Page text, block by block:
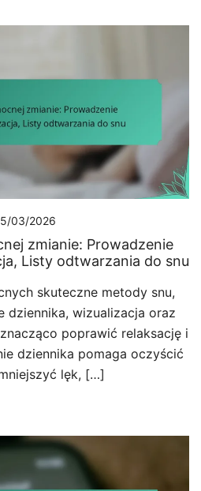
03/2026
zmianie: Prowadzenie
Listy odtwarzania do snu
skuteczne metody snu,
dziennika, wizualizacja oraz
poprawić relaksację i
dziennika pomaga oczyścić
lęk, […]